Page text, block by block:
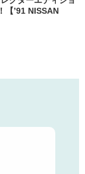
【’91 NISSAN